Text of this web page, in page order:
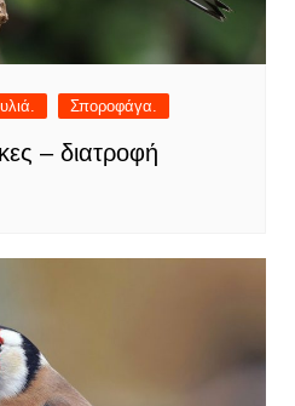
Σποροφάγα.
– διατροφή